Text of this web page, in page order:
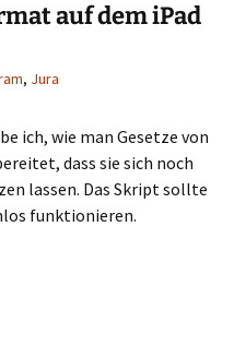
auf dem iPad
, Jura
ich, wie man Gesetze von
dass sie sich noch
lassen. Das Skript sollte
funktionieren.
iPad / iPhone nutzen